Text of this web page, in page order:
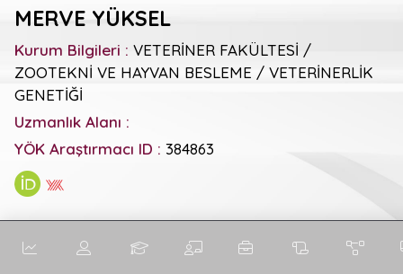
MERVE YÜKSEL
Kurum Bilgileri : VETERİNER FAKÜLTESİ /
ZOOTEKNİ VE HAYVAN BESLEME / VETERİNERLİK
GENETİĞİ
Uzmanlık Alanı :
YÖK Araştırmacı ID : 384863